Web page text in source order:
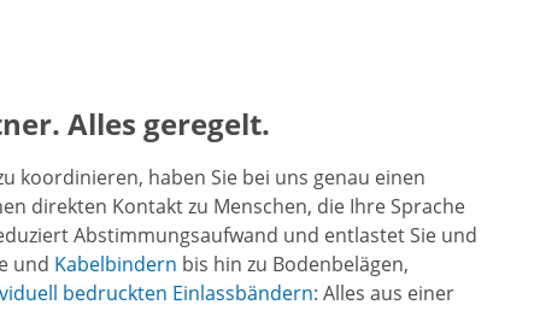
Alles geregelt.
koordinieren, haben Sie bei uns genau einen
direkten Kontakt zu Menschen, die Ihre Sprache
Abstimmungsaufwand und entlastet Sie und
und Kabelbindern bis hin zu Bodenbelägen,
bedruckten Einlassbändern: Alles aus einer